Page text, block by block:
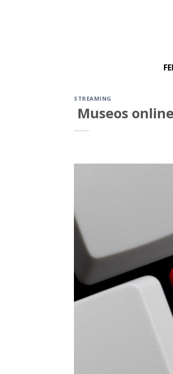
STREAMING
Museos